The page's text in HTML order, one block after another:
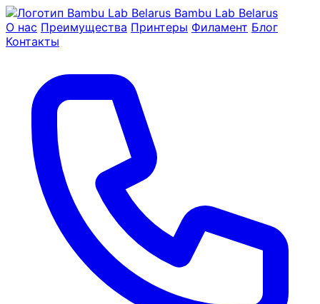
Bambu Lab Belarus
О нас Преимущества Принтеры Филамент Блог
Контакты